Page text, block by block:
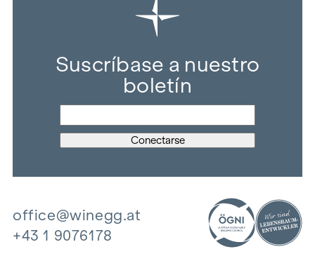
Suscríbase a nuestro
boletín
office@winegg.at
+43 1 9076178